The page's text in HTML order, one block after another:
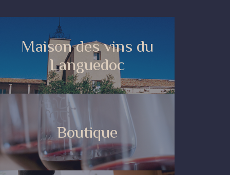
Maison des vins du
Languedoc
Boutique